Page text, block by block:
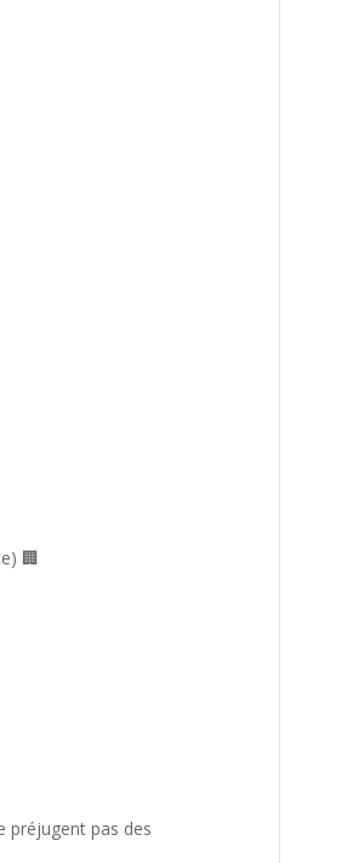
🏢
préjugent pas des